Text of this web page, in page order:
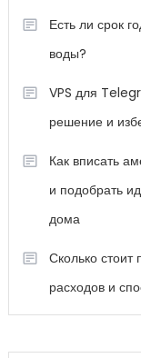
Есть ли срок
воды?
VPS для
решение и
Как вписать
и подобрать
дома
Сколько
расходов и